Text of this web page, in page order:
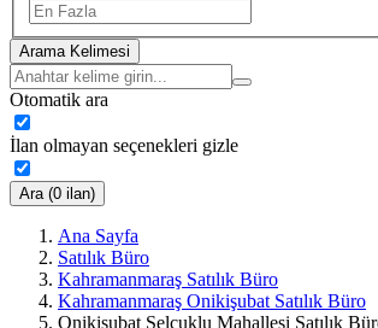
Arama Kelimesi
Otomatik ara
İlan olmayan seçenekleri gizle
Ara (0 ilan)
Ana Sayfa
Satılık Büro
Kahramanmaraş Satılık Büro
Kahramanmaraş Onikişubat Satılık Büro
Onikişubat Selçuklu Mahallesi Satılık